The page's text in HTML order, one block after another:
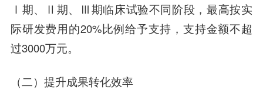
Ⅰ期、Ⅱ期、Ⅲ期临床试验不同阶段，最高按实
际研发费用的20%比例给予支持，支持金额不超
过3000万元。
（二）提升成果转化效率